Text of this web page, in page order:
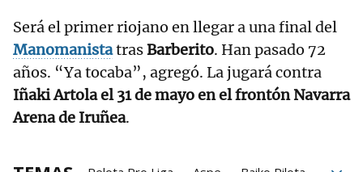
Será el primer riojano en llegar a una final del
ManomanistatrasBarberito. Han pasado 72
años. “Ya tocaba”, agregó. La jugará contra
Iñaki Artola el 31 de mayo en el frontón Navarra
Arena de Iruñea.